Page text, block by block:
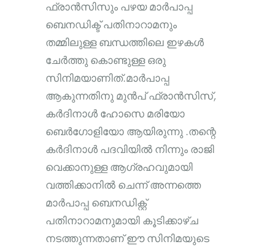
ഫ്രാൻസിസും പഴയ മാർപാപ്പ
ബെനഡിക്ട് പതിനാറാമനും
തമ്മിലുള്ള ബന്ധത്തിലെ ഇഴകൾ
ചേർത്തു കൊണ്ടുള്ള ഒരു
സിനിമയാണിത്.മാർപാപ്പ
ആകുന്നതിനു മുൻപ് ഫ്രാൻസിസ്,
കർദിനാൾ ഹോസെ മരിയോ
ബെർഗോളിയോ ആയിരുന്നു .തന്റെ
കർദിനാൾ പദവിയിൽ നിന്നും രാജി
വെക്കാനുള്ള ആഗ്രഹവുമായി
വത്തിക്കാനിൽ ചെന്ന് അന്നത്തെ
മാർപാപ്പ ബെനഡിക്റ്റ്
പതിനാറാമനുമായി കൂടിക്കാഴ്ച
നടത്തുന്നതാണ് ഈ സിനിമയുടെ